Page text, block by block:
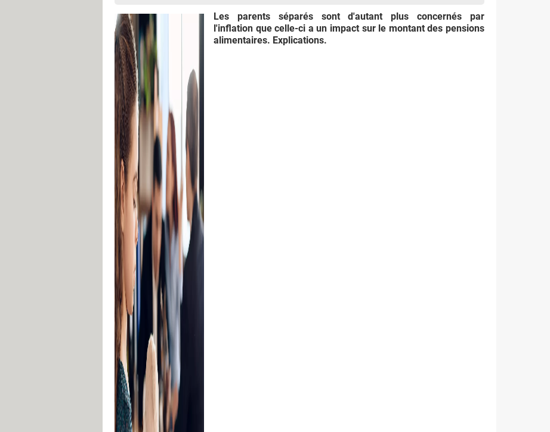
Les parents séparés sont d'autant plus concernés par
l'inflation que celle-ci a un impact sur le montant des pensions
alimentaires. Explications.